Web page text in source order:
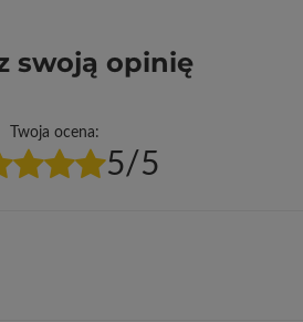
swoją opinię
Twoja ocena:
5/5